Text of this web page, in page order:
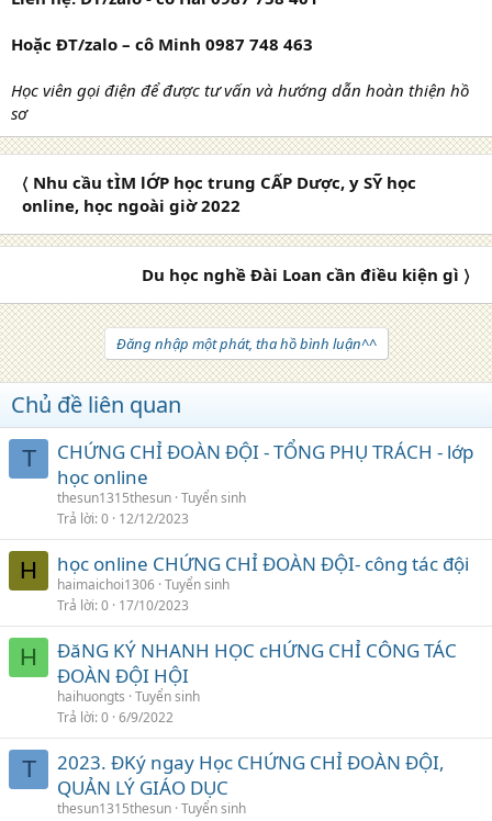
Hoặc ĐT/zalo – cô Minh 0987 748 463
Học viên gọi điện để được tư vấn và hướng dẫn hoàn thiện hồ
sơ
〈 Nhu cầu tÌM lỚP học trung CẤP Dược, y SỸ học
online, học ngoài giờ 2022
Du học nghề Đài Loan cần điều kiện gì 〉
Đăng nhập một phát, tha hồ bình luận^^
Chủ đề liên quan
T
CHỨNG CHỈ ĐOÀN ĐỘI - TỔNG PHỤ TRÁCH - lớp
học online
thesun1315thesun Tuyển sinh
Trả lời 0 12/12/2023
H học online CHỨNG CHỈ ĐOÀN ĐỘI- công tác đội
haimaichoi1306 Tuyển sinh
Trả lời 0 17/10/2023
H
ĐăNG KÝ NHANH HỌC cHỨNG CHỈ CÔNG TÁC
ĐOÀN ĐỘI HỘI
haihuongts Tuyển sinh
Trả lời 0 6/9/2022
T
2023. ĐKý ngay Học CHỨNG CHỈ ĐOÀN ĐỘI,
QUẢN LÝ GIÁO DỤC
thesun1315thesun Tuyển sinh